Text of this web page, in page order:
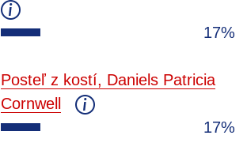
17%
Posteľ z kostí, Daniels Patricia
Cornwell
17%